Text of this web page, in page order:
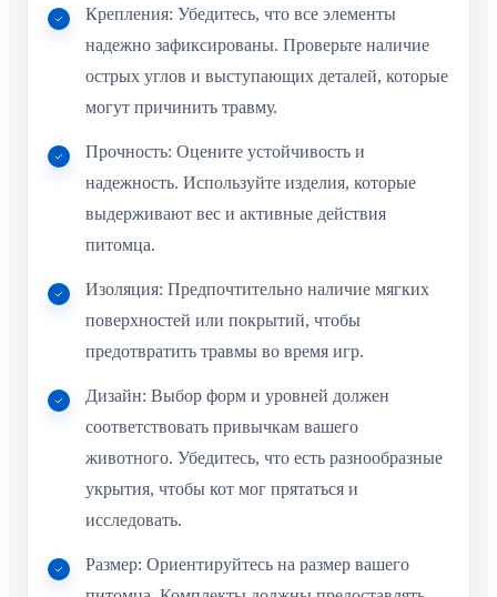
Крепления: Убедитесь, что все элементы
надежно зафиксированы. Проверьте наличие
острых углов и выступающих деталей, которые
могут причинить травму.
Прочность: Оцените устойчивость и
надежность. Используйте изделия, которые
выдерживают вес и активные действия
питомца.
Изоляция: Предпочтительно наличие мягких
поверхностей или покрытий, чтобы
предотвратить травмы во время игр.
Дизайн: Выбор форм и уровней должен
соответствовать привычкам вашего
животного. Убедитесь, что есть разнообразные
укрытия, чтобы кот мог прятаться и
исследовать.
Размер: Ориентируйтесь на размер вашего